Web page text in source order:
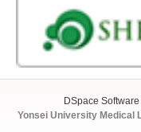
DSpace Software
Yonsei University Medical